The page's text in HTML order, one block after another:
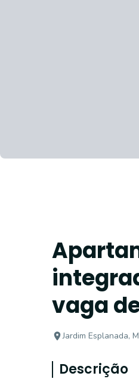
vaga
Jardim Esplanada,
Descrição